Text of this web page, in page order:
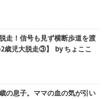
走！信号も見ず横断歩道を渡
歳児大脱走③】 by ちょここ
の息子。ママの血の気が引い